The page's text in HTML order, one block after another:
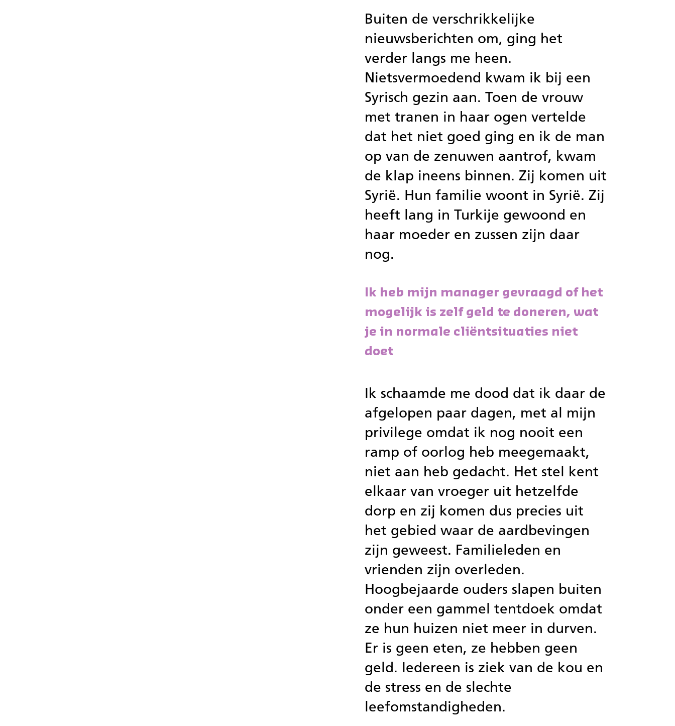
Buiten de verschrikkelijke
nieuwsberichten om, ging het
verder langs me heen.
Nietsvermoedend kwam ik bij een
Syrisch gezin aan. Toen de vrouw
met tranen in haar ogen vertelde
dat het niet goed ging en ik de man
op van de zenuwen aantrof, kwam
de klap ineens binnen. Zij komen uit
Syrië. Hun familie woont in Syrië. Zij
heeft lang in Turkije gewoond en
haar moeder en zussen zijn daar
nog.
Ik heb mijn manager gevraagd of het
mogelijk is zelf geld te doneren, wat
je in normale cliëntsituaties niet
doet
Ik schaamde me dood dat ik daar de
afgelopen paar dagen, met al mijn
privilege omdat ik nog nooit een
ramp of oorlog heb meegemaakt,
niet aan heb gedacht. Het stel kent
elkaar van vroeger uit hetzelfde
dorp en zij komen dus precies uit
het gebied waar de aardbevingen
zijn geweest. Familieleden en
vrienden zijn overleden.
Hoogbejaarde ouders slapen buiten
onder een gammel tentdoek omdat
ze hun huizen niet meer in durven.
Er is geen eten, ze hebben geen
geld. Iedereen is ziek van de kou en
de stress en de slechte
leefomstandigheden.